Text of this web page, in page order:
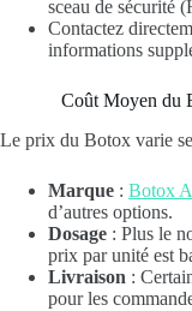
sceau de sécurité
Contactez
informations
Coût Moyen du
Le prix du Botox varie
Marque : Botox
d’autres options.
Dosage : Plus le
prix par unité est
Livraison :
pour les